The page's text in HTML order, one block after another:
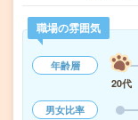
職場の雰囲気
年齢層
20代
男女比率